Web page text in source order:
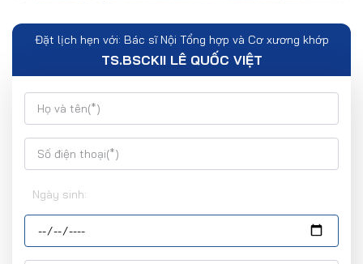
Đặt lịch hẹn với: Bác sĩ Nội Tổng hợp và Cơ xương khớp
TS.BSCKII LÊ QUỐC VIỆT
Ngày sinh: